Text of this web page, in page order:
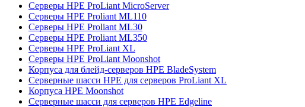
Серверы HPE ProLiant MicroServer
Серверы HPE Proliant ML110
Серверы HPE Proliant ML30
Серверы HPE Proliant ML350
Серверы HPE ProLiant XL
Серверы HPE ProLiant Moonshot
Корпуса для блейд-серверов HPE BladeSystem
Серверные шасси HPE для серверов ProLiant XL
Корпуса HPE Moonshot
Серверные шасси для серверов HPE Edgeline